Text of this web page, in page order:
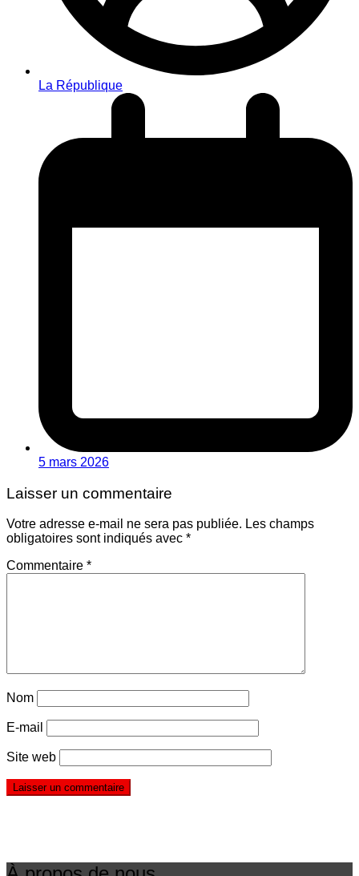
La République
5 mars 2026
Laisser un commentaire
Votre adresse e-mail ne sera pas publiée. Les champs
obligatoires sont indiqués avec *
Commentaire *
Nom
E-mail
Site web